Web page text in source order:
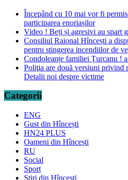
Începând cu 10 mai vor fi
participarea enoriașilor
Video ! Beți și agresivi au spart
Consiliul Raional Hîncești a
pentru stingerea incendiilor de
Condoleanțe familiei Țurcanu !
Poliţia are două versiuni privind
Detalii noi despre victime
Categorii
ENG
Gust din Hîncești
HN24 PLUS
Oameni din Hîncești
RU
Social
Sport
Știri din Hîncești